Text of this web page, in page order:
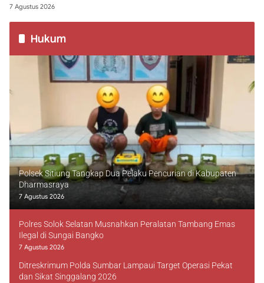
7 Agustus 2026
Hukum
Polsek Sitiung Tangkap Dua Pelaku Pencurian di Kabupaten
Dharmasraya
7 Agustus 2026
Polres Solok Selatan Musnahkan Peralatan Tambang Emas
Ilegal di Sungai Bangko
7 Agustus 2026
Ditreskrimum Polda Sumbar Lampaui Target Operasi Pekat
dan Sikat Singgalang 2026